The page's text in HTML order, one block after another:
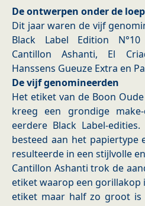
De ontwerpen onder de loep
​Dit jaar waren de vijf
Black Label Edition
Cantillon Ashanti, El
Hanssens Gueuze Extra en
De vijf genomineerden
Het etiket van de Boon
kreeg een grondige
eerdere Black Label-
besteed aan het papiertype
resulteerde in een stijlvolle
Cantillon Ashanti trok de
etiket waarop een gorillakop
etiket maar half zo groot is